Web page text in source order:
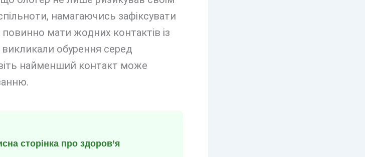
намагаючись зафіксувати
повинно мати жодних контактів із
викликали обурення серед
найменший контакт може
сторінка про здоров’я